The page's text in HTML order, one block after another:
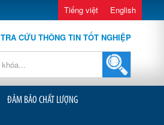
Tiếng việt English
TRA CỨU THÔNG TIN TỐT NGHIỆP
ĐẢM BẢO CHẤT LƯỢNG